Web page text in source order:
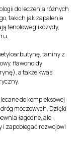
do leczenia różnych
takich jak zapalenie
fenolowe glikozydy,
taniny z
flawonoidy
a także kwas
do kompleksowej
moczowych. Dzięki
łagodne, ale
i zapobiegać rozwojowi